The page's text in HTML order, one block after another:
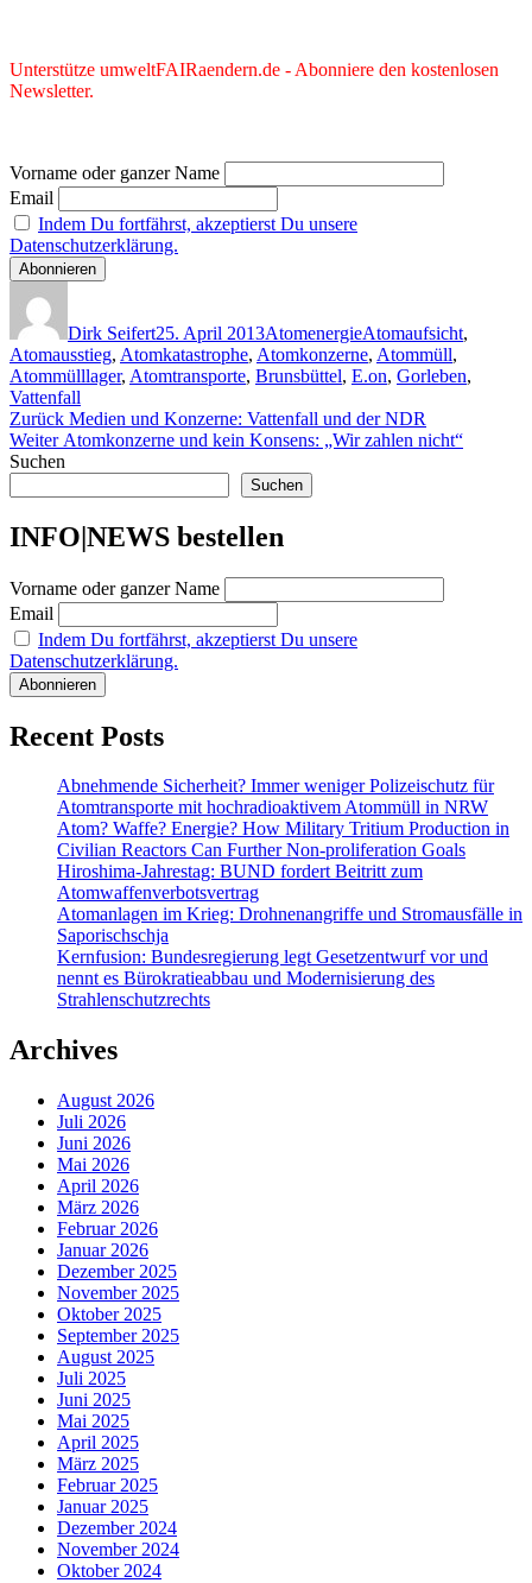
Unterstütze umweltFAIRaendern.de - Abonniere den kostenlosen
Newsletter.
Vorname oder ganzer Name
Email
Indem Du fortfährst, akzeptierst Du unsere
Datenschutzerklärung.
Dirk Seifert25. April 2013AtomenergieAtomaufsicht,
Atomausstieg, Atomkatastrophe, Atomkonzerne, Atommüll,
Atommülllager, Atomtransporte, Brunsbüttel, E.on, Gorleben,
Vattenfall
Beitragsnavigation
Zurück Vorheriger
Beitrag:
Medien und Konzerne: Vattenfall und der NDR
Weiter Nächster
Beitrag:
Atomkonzerne und kein Konsens: „Wir zahlen nicht“
Suchen
Suchen
INFO|NEWS bestellen
Vorname oder ganzer Name
Email
Indem Du fortfährst, akzeptierst Du unsere
Datenschutzerklärung.
Recent Posts
Abnehmende Sicherheit? Immer weniger Polizeischutz für
Atomtransporte mit hochradioaktivem Atommüll in NRW
Atom? Waffe? Energie? How Military Tritium Production in
Civilian Reactors Can Further Non-proliferation Goals
Hiroshima-Jahrestag: BUND fordert Beitritt zum
Atomwaffenverbotsvertrag
Atomanlagen im Krieg: Drohnenangriffe und Stromausfälle in
Saporischschja
Kernfusion: Bundesregierung legt Gesetzentwurf vor und
nennt es Bürokratieabbau und Modernisierung des
Strahlenschutzrechts
Archives
August 2026
Juli 2026
Juni 2026
Mai 2026
April 2026
März 2026
Februar 2026
Januar 2026
Dezember 2025
November 2025
Oktober 2025
September 2025
August 2025
Juli 2025
Juni 2025
Mai 2025
April 2025
März 2025
Februar 2025
Januar 2025
Dezember 2024
November 2024
Oktober 2024